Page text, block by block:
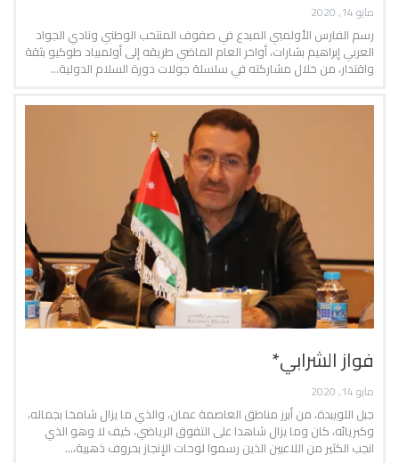
مايو 14, 2020
رسم الفارس الأولمبي المبدع في صفوف المنتخب الوطني ونادي الجواد
العربي إبراهيم بشارات، أواخر العام الماضي طريقه إلى أولمبياد طوكيو بثقة
واقتدار، من خلال مشاركته في سلسلة جولات دورة السلام الدولية…
فواز الشرابي*
مايو 14, 2020
جبل اللويبدة، من أبرز مناطق العاصمة عمان، والذي ما يزال شامخا بجماله،
وكبريائه، كان وما يزال شاهدا على التفوق الرياضي، كيف لا وهو الذي
انجب الكثير من اللاعبين الذين رسموا لوحات الإنجاز بحروف ذهبية،…